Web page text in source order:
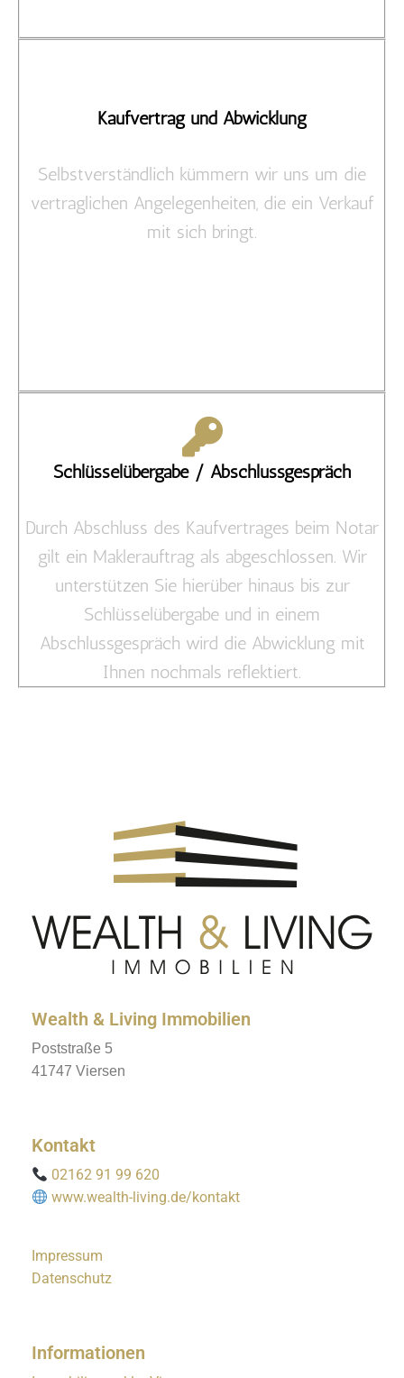
Kaufvertrag und Abwicklung
Selbstverständlich kümmern wir uns um die
vertraglichen Angelegenheiten, die ein Verkauf
mit sich bringt.
Schlüsselübergabe / Abschlussgespräch
Durch Abschluss des Kaufvertrages beim Notar
gilt ein Maklerauftrag als abgeschlossen. Wir
unterstützen Sie hierüber hinaus bis zur
Schlüsselübergabe und in einem
Abschlussgespräch wird die Abwicklung mit
Ihnen nochmals reflektiert.
Wealth & Living Immobilien
Poststraße 5
41747 Viersen
Kontakt
02162 91 99 620
www.wealth-living.de/kontakt
Impressum
Datenschutz
Informationen